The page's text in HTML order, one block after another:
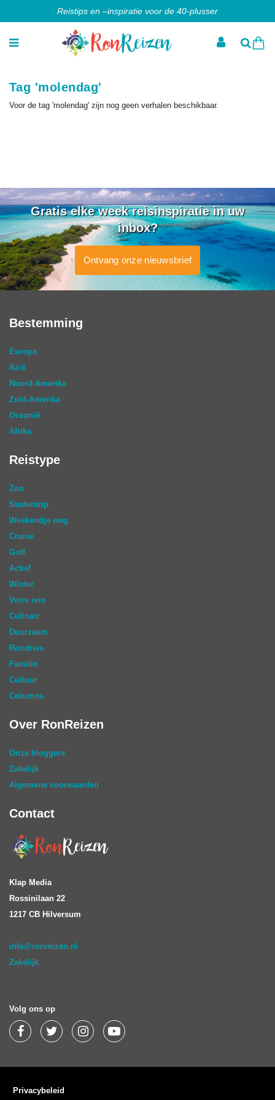
Reistips en –inspiratie voor de 40-plusser
Tag 'molendag'
Voor de tag 'molendag' zijn nog geen verhalen beschikbaar.
Gratis elke week reisinspiratie in uw
inbox?
Ontvang onze nieuwsbrief
Bestemming
Europa
Azië
Noord-Amerika
Zuid-Amerika
Oceanië
Afrika
Reistype
Zon
Stedentrip
Weekendje weg
Cruise
Golf
Actief
Winter
Verre reis
Culinair
Duurzaam
Rondreis
Familie
Cultuur
Columns
Over RonReizen
Onze bloggers
Zakelijk
Algemene voorwaarden
Contact
Klap Media
Rossinilaan 22
1217 CB Hilversum
info@ronreizen.nl
Zakelijk
Volg ons op
Privacybeleid